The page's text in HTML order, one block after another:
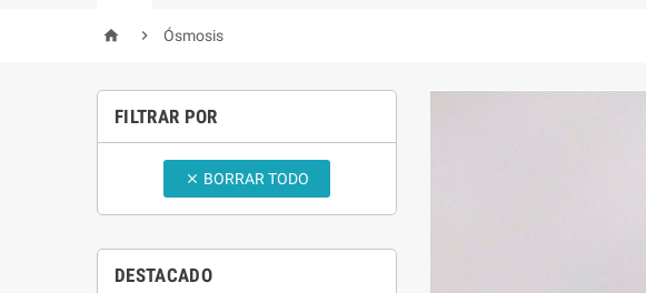
  Ósmosis
FILTRAR POR
 BORRAR TODO
DESTACADO